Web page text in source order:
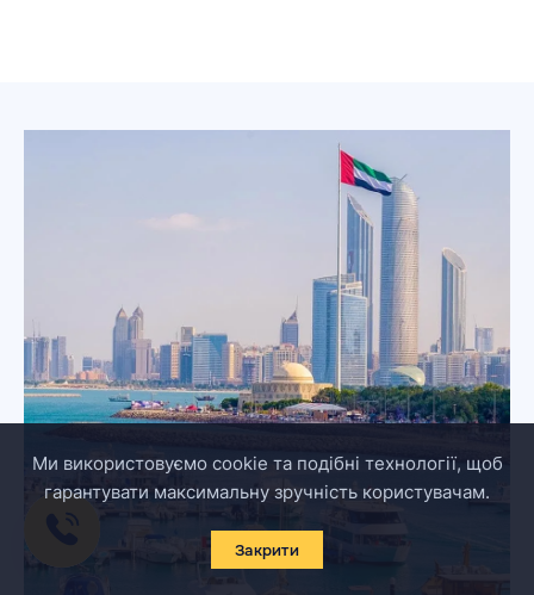
Ми використовуємо cookie та подібні технології, щоб
гарантувати максимальну зручність користувачам.
Закрити